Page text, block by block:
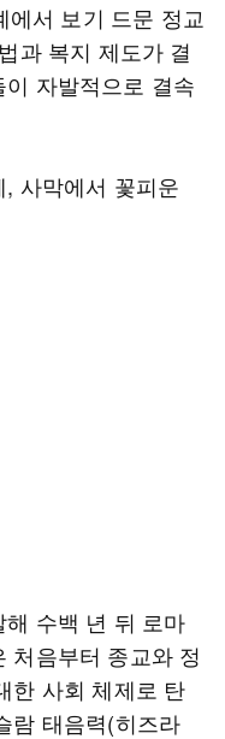
에서 보기 드문 정교
과 복지 제도가 결
자발적으로 결속
사막에서 꽃피운
수백 년 뒤 로마
처음부터 종교와 정
한 사회 체제로 탄
람 태음력(히즈라